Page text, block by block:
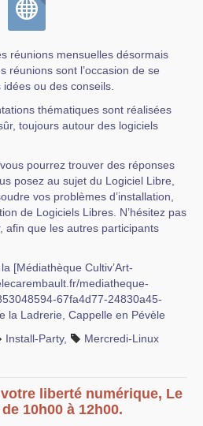
réunions mensuelles désormais
réunions sont l’occasion de se
ou des conseils.
thématiques sont réalisées
toujours autour des logiciels
pourrez trouver des réponses
posez au sujet du Logiciel Libre,
vos problèmes d’installation,
de Logiciels Libres. N’hésitez pas
afin que les autres participants
[Médiathèque Cultiv’Art-
mediatheque-
67fa4d77-24830a45-
la Ladrerie, Cappelle en Pévèle
Install-Party,
Mercredi-Linux
liberté numérique, Le
10h00 à 12h00.